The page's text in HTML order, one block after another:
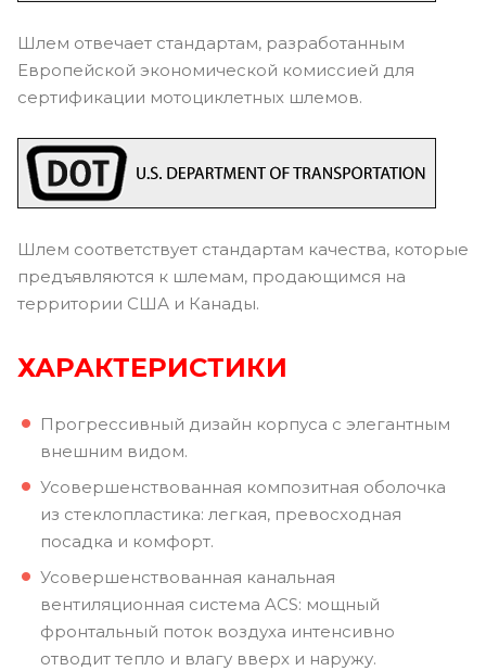
Шлем отвечает стандартам, разработанным
Европейской экономической комиссией для
сертификации мотоциклетных шлемов.
Шлем соответствует стандартам качества, которые
предъявляются к шлемам, продающимся на
территории США и Канады.
ХАРАКТЕРИСТИКИ
Прогрессивный дизайн корпуса с элегантным
внешним видом.
Усовершенствованная композитная оболочка
из стеклопластика: легкая, превосходная
посадка и комфорт.
Усовершенствованная канальная
вентиляционная система ACS: мощный
фронтальный поток воздуха интенсивно
отводит тепло и влагу вверх и наружу.